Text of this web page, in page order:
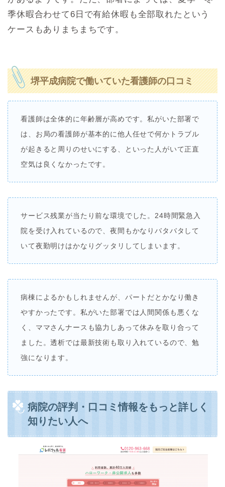
季休暇合わせて6日で有給休暇も全部取れたという
ケースもありまちまちです。
堺平成病院で働いていた看護師の口コミ
看護師は全体的に年齢層が高めです。私がいた部署で
は、お局の看護師が基本的に他人任せで何かトラブル
が起きると周りのせいにする、といった人がいて正直
空気は良くなかったです。
サービス残業が当たり前な環境でした。24時間緊急入
院を受け入れているので、夜間もかなりバタバタして
いて夜勤明けはかなりグッタリしてしまいます。
病棟によるかもしれませんが、パートだとかなり働き
やすかったです。私がいた部署では人間関係も悪くな
く、ママさんナースも協力しあって休みを取り合って
ました。透析では最新技術も取り入れているので、勉
強になります。
病院の評判・口コミ情報をもっと詳しく
知りたい人へ